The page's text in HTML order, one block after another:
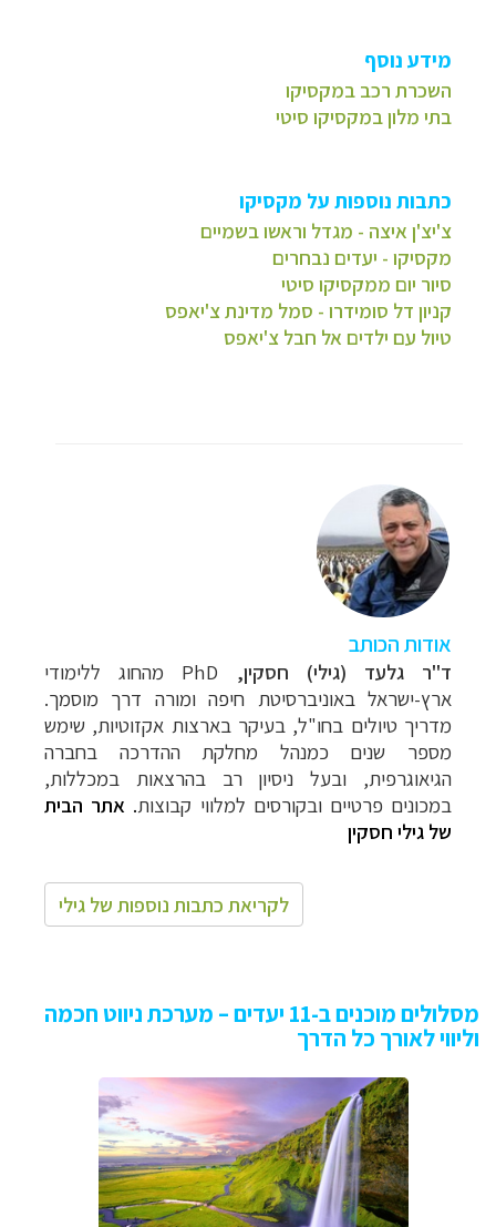
מידע נוסף
השכרת רכב במקסיקו
בתי מלון במקסיקו סיטי
כתבות נוספות על מקסיקו
צ'יצ'ן איצה - מגדל וראשו בשמיים
מקסיקו - יעדים נבחרים
סיור יום ממקסיקו סיטי
קניון דל סומידרו - סמל מדינת צ'יאפס
טיול עם ילדים אל חבל צ'יאפס
אודות הכותב
ד"ר גלעד (גילי) חסקין,
PhD מהחוג ללימודי
ארץ-ישראל באוניברסיטת חיפה ומורה דרך מוסמך.
מדריך טיולים בחו"ל, בעיקר בארצות אקזוטיות, שימש
מספר שנים כמנהל מחלקת ההדרכה בחברה
הגיאוגרפית, ובעל ניסיון רב בהרצאות במכללות,
במכונים פרטיים ובקורסים למלווי קבוצות. אתר הבית
של גילי חסקין
לקריאת כתבות נוספות של גילי
מסלולים מוכנים ב-11 יעדים – מערכת ניווט חכמה
וליווי לאורך כל הדרך